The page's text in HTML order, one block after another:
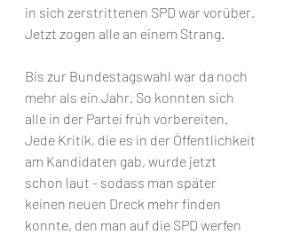
in sich zerstrittenen SPD war vorüber.
Jetzt zogen alle an einem Strang.
Bis zur Bundestagswahl war da noch
mehr als ein Jahr. So konnten sich
alle in der Partei früh vorbereiten.
Jede Kritik, die es in der Öffentlichkeit
am Kandidaten gab, wurde jetzt
schon laut - sodass man später
keinen neuen Dreck mehr finden
konnte, den man auf die SPD werfen